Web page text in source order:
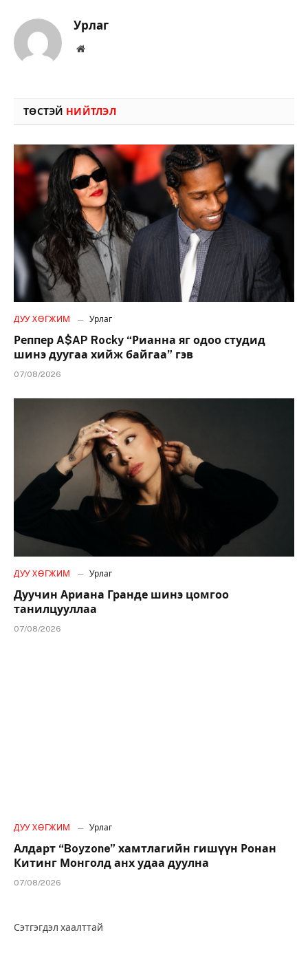
Урлаг
Вэбсайт
ТӨСТЭЙ НИЙТЛЭЛ
ДУУ ХӨГЖИМ Урлаг
Реппер A$AP Rocky “Рианна яг одоо студид
шинэ дуугаа хийж байгаа” гэв
07/08/2026
ДУУ ХӨГЖИМ Урлаг
Дуучин Ариана Гранде шинэ цомгоо
танилцууллаа
07/08/2026
ДУУ ХӨГЖИМ Урлаг
Алдарт “Boyzone” хамтлагийн гишүүн Ронан
Китинг Монголд анх удаа дуулна
07/08/2026
Сэтгэгдэл хаалттай